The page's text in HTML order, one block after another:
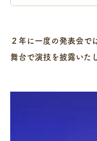
２年に一度の発表会で
舞台で演技を披露いたし